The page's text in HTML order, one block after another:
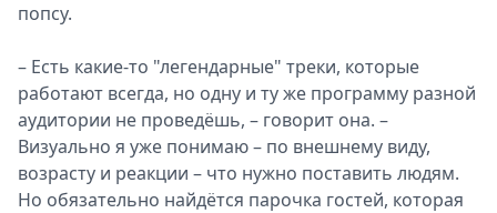
попсу.
– Есть какие-то "легендарные" треки, которые
работают всегда, но одну и ту же программу разной
аудитории не проведёшь, – говорит она. –
Визуально я уже понимаю – по внешнему виду,
возрасту и реакции – что нужно поставить людям.
Но обязательно найдётся парочка гостей, которая